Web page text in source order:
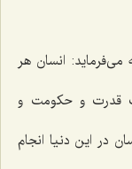
می‌فرماید: انسان هر
قدرت و حکومت و
در این دنیا انجام